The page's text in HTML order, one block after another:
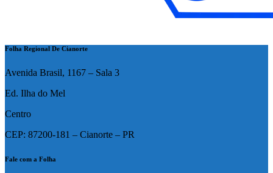
Folha Regional De Cianorte
Avenida Brasil, 1167 – Sala 3
Ed. Ilha do Mel
Centro
CEP: 87200-181 – Cianorte – PR
Fale com a Folha